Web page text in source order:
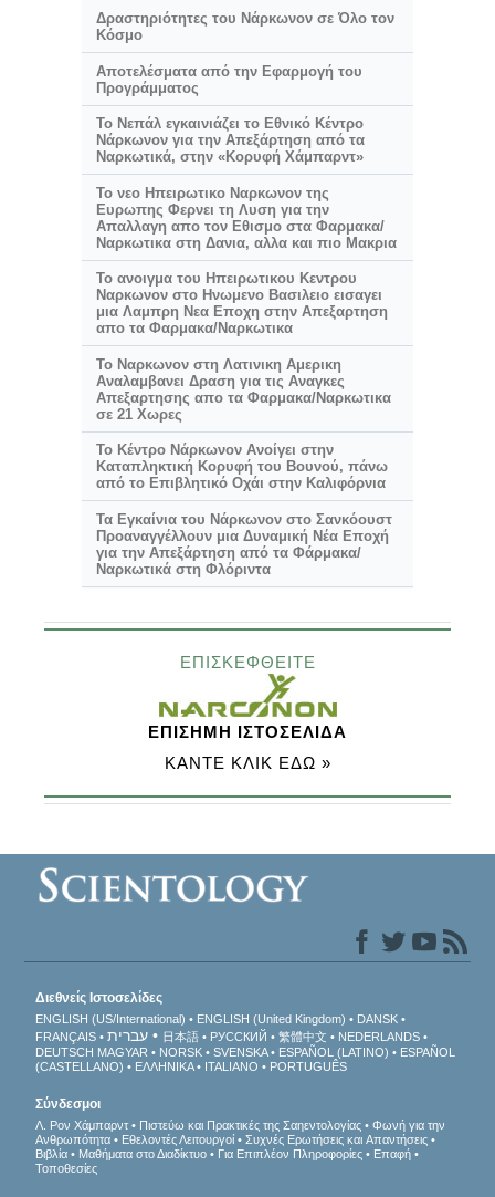
Δραστηριότητες του Νάρκωνον σε Όλο τον
Κόσμο
Αποτελέσματα από την Εφαρμογή του
Προγράμματος
Το Νεπάλ εγκαινιάζει το Εθνικό Κέντρο
Νάρκωνον για την Απεξάρτηση από τα
Ναρκωτικά, στην «Κορυφή Χάμπαρντ»
Το νεο Ηπειρωτικο Ναρκωνον της
Ευρωπης Φερνει τη Λυση για την
Απαλλαγη απο τον Εθισμο στα Φαρμακα/
Ναρκωτικα στη Δανια, αλλα και πιο Μακρια
Το ανοιγμα του Ηπειρωτικου Κεντρου
Ναρκωνον στο Ηνωμενο Βασιλειο εισαγει
μια Λαμπρη Νεα Εποχη στην Απεξαρτηση
απο τα Φαρμακα/Ναρκωτικα
Το Ναρκωνον στη Λατινικη Αμερικη
Αναλαμβανει Δραση για τις Αναγκες
Απεξαρτησης απο τα Φαρμακα/Ναρκωτικα
σε 21 Χωρες
Το Κέντρο Νάρκωνον Ανοίγει στην
Καταπληκτική Κορυφή του Βουνού, πάνω
από το Επιβλητικό Οχάι στην Καλιφόρνια
Τα Εγκαίνια του Νάρκωνον στο Σανκόουστ
Προαναγγέλλουν μια Δυναμική Νέα Εποχή
για την Απεξάρτηση από τα Φάρμακα/
Ναρκωτικά στη Φλόριντα
ΕΠΙΣΚΕΦΘΕΙΤΕ
ΕΠΙΣΗΜΗ ΙΣΤΟΣΕΛΙΔΑ
ΚΑΝΤΕ ΚΛΙΚ ΕΔΩ »
Διεθνείς Ιστοσελίδες
ENGLISH (US/International) ENGLISH (United Kingdom)
DANSK
FRANÇAIS
עברית 日本語 РУССКИЙ 繁體中文
NEDERLANDS
DEUTSCH MAGYAR NORSK SVENSKA ESPAÑOL (LATINO)
ESPAÑOL
(CASTELLANO)
ΕΛΛΗΝΙΚA ITALIANO PORTUGUÊS
Σύνδεσμοι
Λ. Ρον Χάμπαρντ Πιστεύω και Πρακτικές της Σαηεντολογίας
Φωνή για την
Ανθρωπότητα
Εθελοντές Λειτουργοί
Συχνές Ερωτήσεις και Απαντήσεις
Βιβλία
Μαθήματα στο Διαδίκτυο Για Επιπλέον Πληροφορίες
Επαφή
Τοποθεσίες